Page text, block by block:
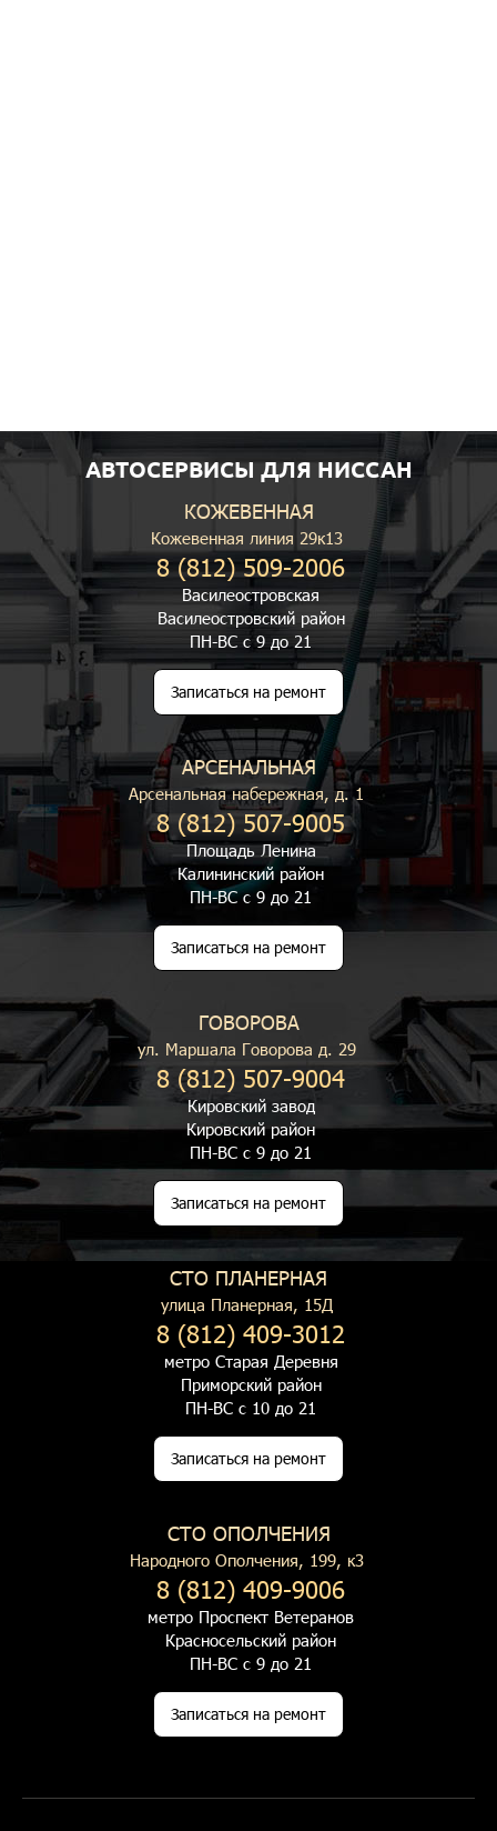
АВТОСЕРВИСЫ ДЛЯ НИССАН
КОЖЕВЕННАЯ
Кожевенная линия 29к13
8 (812) 509-2006
Василеостровская
Василеостровский район
ПН-ВС с 9 до 21
Записаться на ремонт
АРСЕНАЛЬНАЯ
Арсенальная набережная, д. 1
8 (812) 507-9005
Площадь Ленина
Калининский район
ПН-ВС с 9 до 21
Записаться на ремонт
ГОВОРОВА
ул. Маршала Говорова д. 29
8 (812) 507-9004
Кировский завод
Кировский район
ПН-ВС с 9 до 21
Записаться на ремонт
СТО ПЛАНЕРНАЯ
улица Планерная, 15Д
8 (812) 409-3012
метро Старая Деревня
Приморский район
ПН-ВС с 10 до 21
Записаться на ремонт
СТО ОПОЛЧЕНИЯ
Народного Ополчения, 199, к3
8 (812) 409-9006
метро Проспект Ветеранов
Красносельский район
ПН-ВС с 9 до 21
Записаться на ремонт